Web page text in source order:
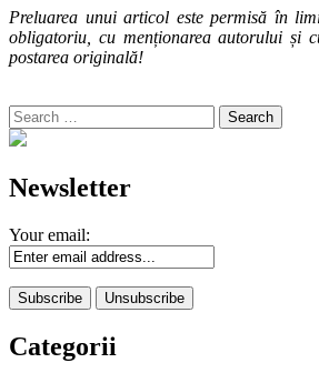
Preluarea unui articol este permisă în
obligatoriu, cu menționarea autorului și
postarea originală!
Search
for:
Newsletter
Your email:
Categorii